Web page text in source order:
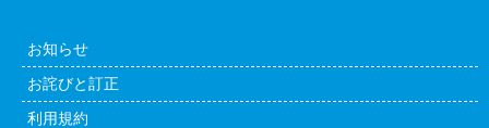
お知らせ
お詫びと訂正
利用規約